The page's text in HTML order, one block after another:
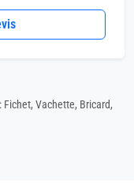
Vachette, Bricard,